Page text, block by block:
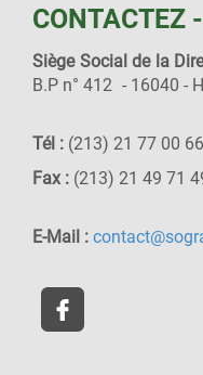
CONTACTEZ
Siège Social de la
B.P n° 412 - 16040 -
Tél : (213) 21 77 00
Fax : (213) 21 49 71
E-Mail :